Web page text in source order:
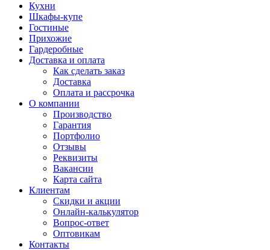
Кухни
Шкафы-купе
Гостиные
Прихожие
Гардеробные
Доставка и оплата
Как сделать заказ
Доставка
Оплата и рассрочка
О компании
Производство
Гарантия
Портфолио
Отзывы
Реквизиты
Вакансии
Карта сайта
Клиентам
Скидки и акции
Онлайн-калькулятор
Вопрос-ответ
Оптовикам
Контакты